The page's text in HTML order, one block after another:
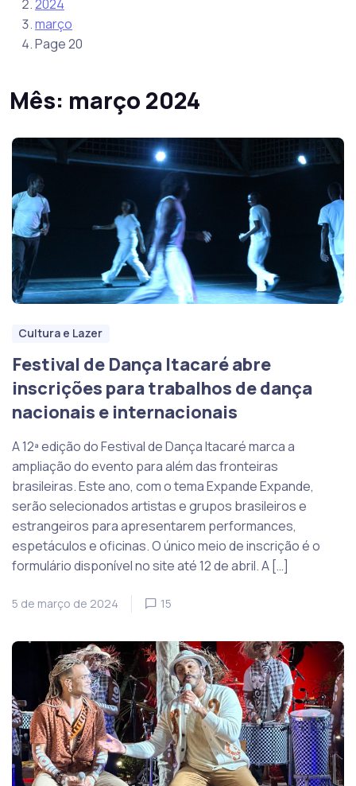
2024
março
Page 20
Mês: março 2024
Cultura e Lazer
Festival de Dança Itacaré abre
inscrições para trabalhos de dança
nacionais e internacionais
A 12ª edição do Festival de Dança Itacaré marca a
ampliação do evento para além das fronteiras
brasileiras. Este ano, com o tema Expande Expande,
serão selecionados artistas e grupos brasileiros e
estrangeiros para apresentarem performances,
espetáculos e oficinas. O único meio de inscrição é o
formulário disponível no site até 12 de abril. A […]
5 de março de 2024 15